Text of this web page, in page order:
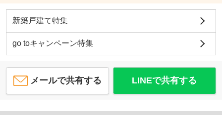
新築戸建て特集
go toキャンペーン特集
メールで共有する LINEで共有する